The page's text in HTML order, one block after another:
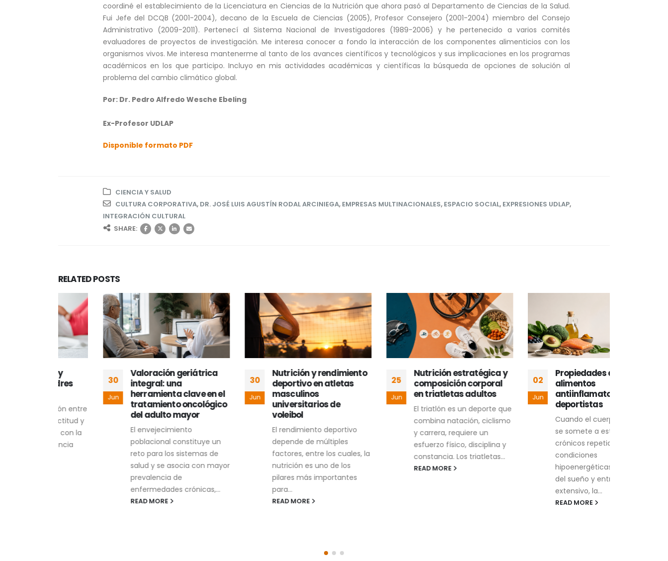
coordiné el establecimiento de la Licenciatura en Ciencias de la Nutrición que ahora pasó al Departamento de Ciencias de la Salud.
Fui Jefe del DCQB (2001-2004), decano de la Escuela de Ciencias (2005), Profesor Consejero (2001-2004) miembro del Consejo
Administrativo (2009-2011). Pertenecí al Sistema Nacional de Investigadores (1989-2006) y he pertenecido a varios comités
evaluadores de proyectos de investigación. Me interesa conocer a fondo la interacción de los componentes alimenticios con los
organismos vivos. Me interesa mantenerme al tanto de los avances científicos y tecnológicos y sus implicaciones en los programas
académicos en los que participo. Incluyo en mis actividades académicas y científicas la búsqueda de opciones de solución al
problema del cambio climático global.
Por: Dr. Pedro Alfredo Wesche Ebeling
Ex-Profesor UDLAP
Disponible formato PDF
CIENCIA Y SALUD
CULTURA CORPORATIVA, DR. JOSÉ LUIS AGUSTÍN RODAL ARCINIEGA, EMPRESAS MULTINACIONALES, ESPACIO SOCIAL, EXPRESIONES UDLAP,
INTEGRACIÓN CULTURAL
SHARE:
RELATEDPOSTS
30
Valoración geriátrica
integral: una
herramienta clave en el
tratamiento oncológico
del adulto mayor
El envejecimiento
poblacional constituye un
reto para los sistemas de
salud y se asocia con mayor
prevalencia de
enfermedades crónicas,...
Jun
Nutrición y rendimiento
deportivo en atletas
masculinos
universitarios de
El rendimiento deportivo
depende de múltiples
factores, entre los cuales, la
nutrición es uno de los
pilares más importantes
25
Nutrición estratégica y
composición corporal
en triatletas adultos
El triatlón es un deporte que
combina natación, ciclismo
y carrera, requiere un
esfuerzo físico, disciplina y
constancia. Los triatletas...
02
Jun
Propiedades de los
alimentos
antiinflamatorios en
deportistas
Cuando el cuerpo humano
se somete a estresores
crónicos repetidos, como
hipoenergéticas, privación
del sueño y entrenamiento
extensivo, la...